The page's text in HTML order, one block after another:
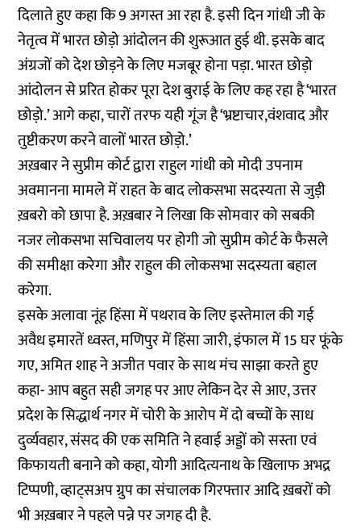
दिलाते हुए कहा कि 9 अगस्त आ रहा है. इसी दिन गांधी जी के
नेतृत्व में भारत छोड़ो आंदोलन की शुरूआत हुई थी. इसके बाद
अंग्रजों को देश छोड़ने के लिए मजबूर होना पड़ा. भारत छोड़ो
आंदोलन से प्ररित होकर पूरा देश बुराई के लिए कह रहा है ‘भारत
छोड़ो.’ आगे कहा, चारों तरफ यही गूंज है ‘भ्रष्टाचार,वंशवाद और
तुष्टीकरण करने वालों भारत छोड़ो.’
अख़बार ने सुप्रीम कोर्ट द्वारा राहुल गांधी को मोदी उपनाम
अवमानना मामले में राहत के बाद लोकसभा सदस्यता से जुड़ी
ख़बरो को छापा है. अख़बार ने लिखा कि सोमवार को सबकी
नजर लोकसभा सचिवालय पर होगी जो सुप्रीम कोर्ट के फैसले
की समीक्षा करेगा और राहुल की लोकसभा सदस्यता बहाल
करेगा.
इसके अलावा नूंह हिंसा में पथराव के लिए इस्तेमाल की गई
अवैध इमारतें ध्वस्त, मणिपुर में हिंसा जारी, इंफाल में 15 घर फूंके
गए, अमित शाह ने अजीत पवार के साथ मंच साझा करते हुए
कहा- आप बहुत सही जगह पर आए लेकिन देर से आए, उत्तर
प्रदेश के सिद्धार्थ नगर में चोरी के आरोप में दो बच्चों के साध
दुर्व्यवहार, संसद की एक समिति ने हवाई अड्डों को सस्ता एवं
किफायती बनाने को कहा, योगी आदित्यनाथ के खिलाफ अभद्र
टिप्पणी, व्हाट्सअप ग्रुप का संचालक गिरफ्तार आदि ख़बरों को
भी अख़बार ने पहले पन्ने पर जगह दी है.